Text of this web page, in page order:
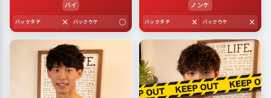
バイ
バックタチ × バックウケ ○
ノンケ
バックタチ × バックウケ ×